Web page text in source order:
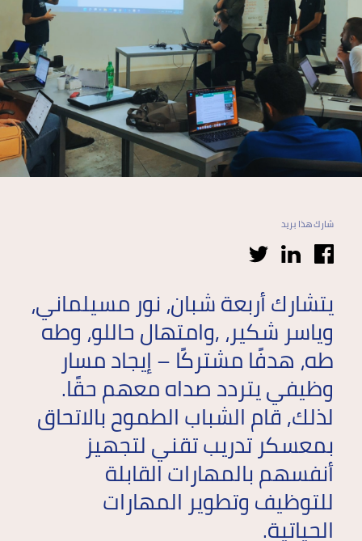
الكبرى
أوروبا
شارك هذا بريد
يتشارك أربعة شبان، نور مسيلماني،
وياسر شكير، ,وامتهال حاللو، وطه
طه، هدفًا مشتركًا – إيجاد مسار
وظيفي يتردد صداه معهم حقًا.
لذلك, قام الشباب الطموح بالاتحاق
بمعسكر تدريب تقني لتجهيز
أنفسهم بالمهارات القابلة
للتوظيف وتطوير المهارات
الحياتية.